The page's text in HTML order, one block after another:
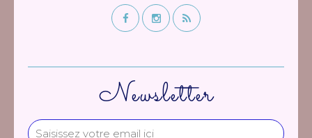
Newsletter